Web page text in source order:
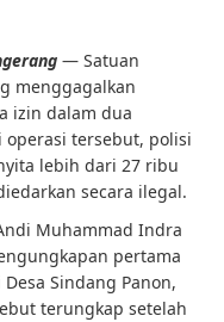
— Satuan
menggagalkan
izin dalam dua
operasi tersebut, polisi
lebih dari 27 ribu
secara ilegal.
Muhammad Indra
pertama
Sindang Panon,
terungkap setelah